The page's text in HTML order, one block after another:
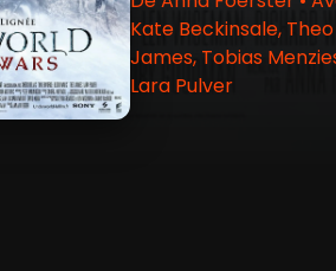
Kate Beckinsale, Theo
James, Tobias
Lara Pulver